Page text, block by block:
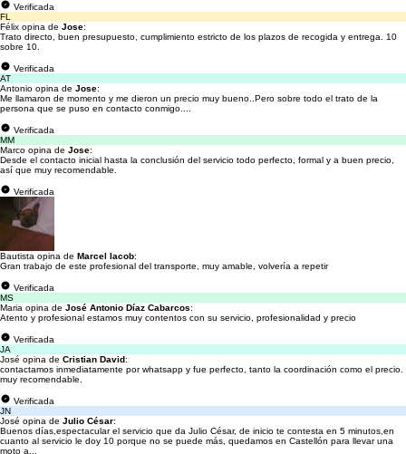
Verificada
FL
Félix opina de Jose:
Trato directo, buen presupuesto, cumplimiento estricto de los plazos de recogida y entrega. 10
sobre 10.
Verificada
AT
Antonio opina de Jose:
Me llamaron de momento y me dieron un precio muy bueno..Pero sobre todo el trato de la
persona que se puso en contacto conmigo....
Verificada
MM
Marco opina de Jose:
Desde el contacto inicial hasta la conclusión del servicio todo perfecto, formal y a buen precio,
así que muy recomendable.
Verificada
Bautista opina de Marcel Iacob:
Gran trabajo de este profesional del transporte, muy amable, volvería a repetir
Verificada
MS
Maria opina de José Antonio Díaz Cabarcos:
Atento y profesional estamos muy contentos con su servicio, profesionalidad y precio
Verificada
JA
José opina de Cristian David:
contactamos inmediatamente por whatsapp y fue perfecto, tanto la coordinación como el precio.
muy recomendable.
Verificada
JN
José opina de Julio César:
Buenos días,espectacular el servicio que da Julio César, de inicio te contesta en 5 minutos,en
cuanto al servicio le doy 10 porque no se puede más, quedamos en Castellón para llevar una
moto a...